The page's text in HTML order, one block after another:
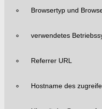
Browsertyp und
verwendetes
Referrer URL
Hostname des